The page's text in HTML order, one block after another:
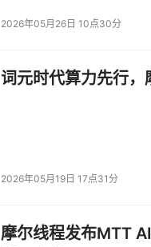
2026年05月26日 10点30分
词元时代算力先行，
2026年05月19日 17点31分
摩尔线程发布MTT